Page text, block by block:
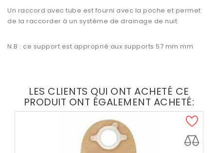
Un raccord avec tube est fourni avec la poche et permet
de la raccorder à un système de drainage de nuit.
N.B : ce support est approprié aux supports 57 mm mm
LES CLIENTS QUI ONT ACHETÉ CE
PRODUIT ONT ÉGALEMENT ACHETÉ: